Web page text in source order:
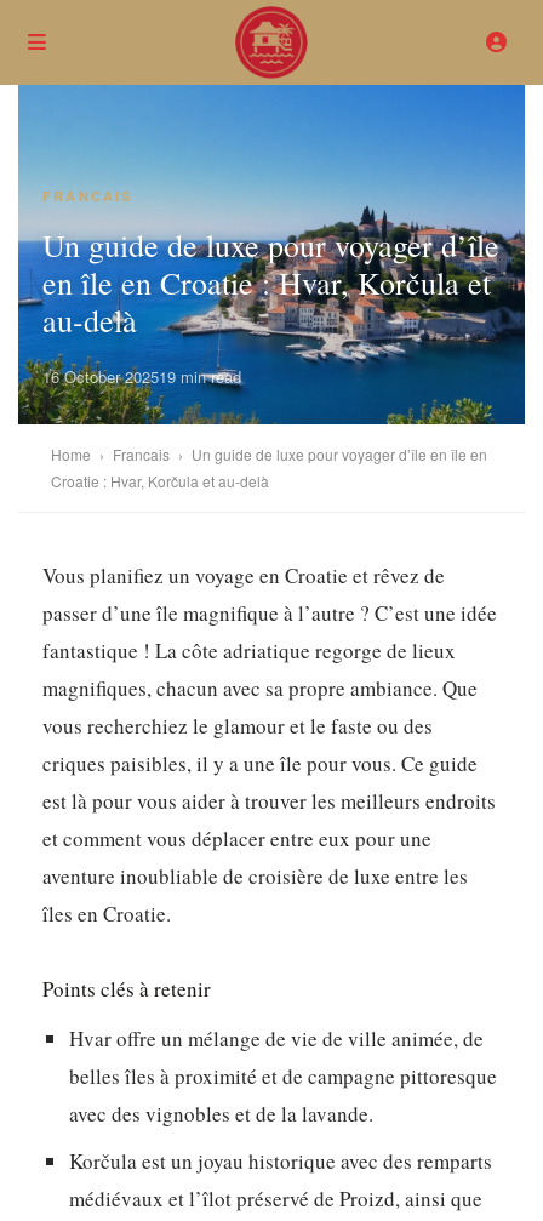
FRANCAIS
Un guide de luxe pour voyager d’île
en île en Croatie : Hvar, Korčula et
au-delà
16 October 202519 min read
Home › Francais › Un guide de luxe pour voyager d’île en île en
Croatie : Hvar, Korčula et au-delà
Vous planifiez un voyage en Croatie et rêvez de
passer d’une île magnifique à l’autre ? C’est une idée
fantastique ! La côte adriatique regorge de lieux
magnifiques, chacun avec sa propre ambiance. Que
vous recherchiez le glamour et le faste ou des
criques paisibles, il y a une île pour vous. Ce guide
est là pour vous aider à trouver les meilleurs endroits
et comment vous déplacer entre eux pour une
aventure inoubliable de croisière de luxe entre les
îles en Croatie.
Points clés à retenir
Hvar offre un mélange de vie de ville animée, de
belles îles à proximité et de campagne pittoresque
avec des vignobles et de la lavande.
Korčula est un joyau historique avec des remparts
médiévaux et l’îlot préservé de Proizd, ainsi que